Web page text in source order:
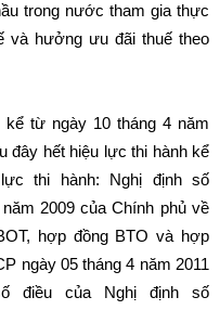
trong nước tham gia thực
và hưởng ưu đãi thuế theo
từ ngày 10 tháng 4 năm
đây hết hiệu lực thi hành kể
thi hành: Nghị định số
2009 của Chính phủ về
hợp đồng BTO và hợp
ngày 05 tháng 4 năm 2011
điều của Nghị định số